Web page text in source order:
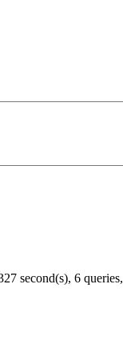
second(s), 6